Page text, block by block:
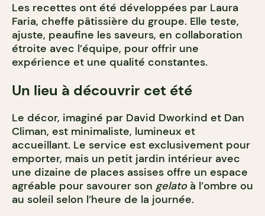
Les recettes ont été développées par Laura
Faria, cheffe pâtissière du groupe. Elle teste,
ajuste, peaufine les saveurs, en collaboration
étroite avec l’équipe, pour offrir une
expérience et une qualité constantes.
Un lieu à découvrir cet été
Le décor, imaginé par David Dworkind et Dan
Climan, est minimaliste, lumineux et
accueillant. Le service est exclusivement pour
emporter, mais un petit jardin intérieur avec
une dizaine de places assises offre un espace
agréable pour savourer son gelatoà l’ombre ou
au soleil selon l’heure de la journée.